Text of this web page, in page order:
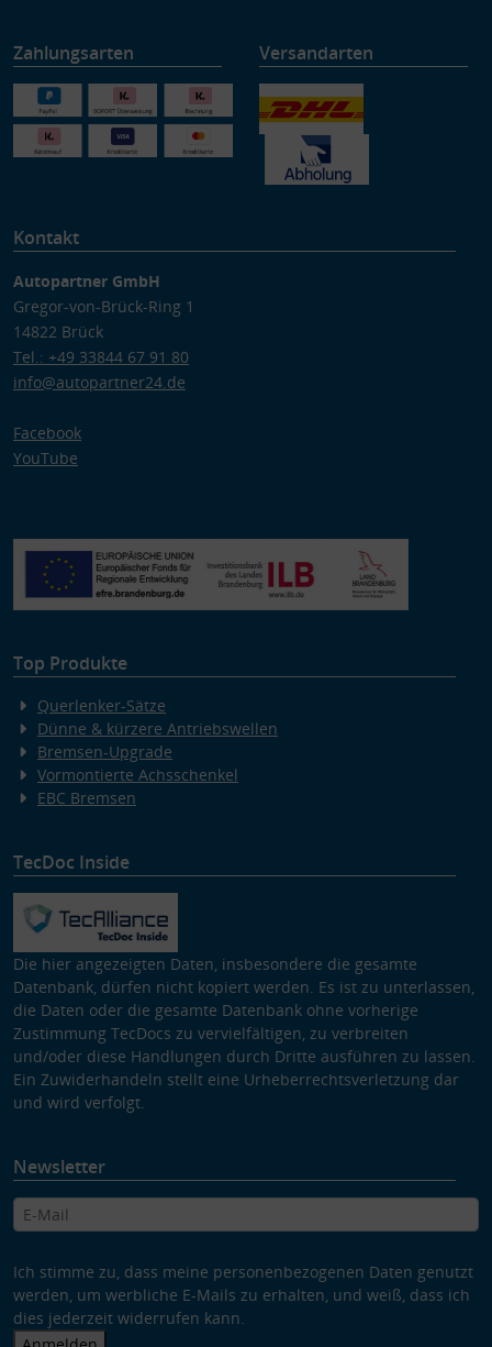
Zahlungsarten Versandarten
Kontakt
Autopartner GmbH
Gregor-von-Brück-Ring 1
14822 Brück
Tel.: +49 33844 67 91 80
info@autopartner24.de
Facebook
YouTube
Top Produkte
Querlenker-Sätze
Dünne & kürzere Antriebswellen
Bremsen-Upgrade
Vormontierte Achsschenkel
EBC Bremsen
TecDoc Inside
Die hier angezeigten Daten, insbesondere die gesamte
Datenbank, dürfen nicht kopiert werden. Es ist zu unterlassen,
die Daten oder die gesamte Datenbank ohne vorherige
Zustimmung TecDocs zu vervielfältigen, zu verbreiten
und/oder diese Handlungen durch Dritte ausführen zu lassen.
Ein Zuwiderhandeln stellt eine Urheberrechtsverletzung dar
und wird verfolgt.
Newsletter
Ich stimme zu, dass meine personenbezogenen Daten genutzt
werden, um werbliche E-Mails zu erhalten, und weiß, dass ich
dies jederzeit widerrufen kann.